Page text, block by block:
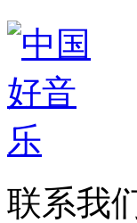
联系我